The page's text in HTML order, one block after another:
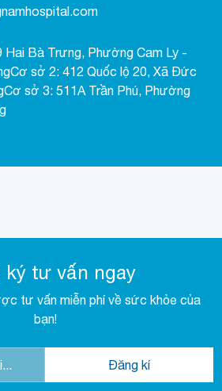
Hai Bà Trưng, Phường Cam Ly -
sở 2: 412 Quốc lộ 20, Xã Đức
sở 3: 511A Trần Phú, Phường
ký tư vấn ngay
tư vấn miễn phí về sức khỏe của
bạn!